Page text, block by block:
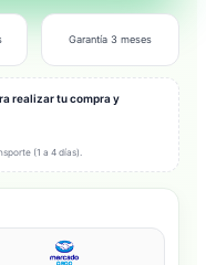
Garantía 3 meses
realizar tu compra y
(1 a 4 días).